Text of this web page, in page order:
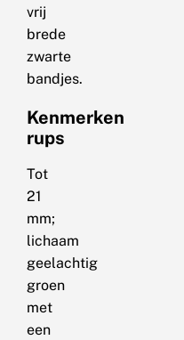
vrij
brede
zwarte
bandjes.
Kenmerken
rups
Tot
21
mm;
lichaam
geelachtig
groen
met
een